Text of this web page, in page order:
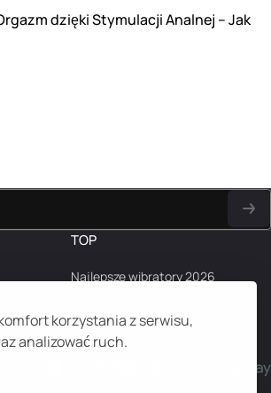
korzystania z serwisu,
analizować ruch.
dzięki Stymulacji Analnej – Jak
TOP
Najlepsze wibratory 2026